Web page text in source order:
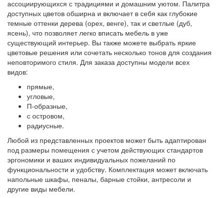
ассоциирующихся с традициями и домашним уютом. Палитра
доступных цветов обширна и включает в себя как глубокие
темные оттенки дерева (орех, венге), так и светлые (дуб,
ясень), что позволяет легко вписать мебель в уже
существующий интерьер. Вы также можете выбрать яркие
цветовые решения или сочетать несколько тонов для создания
неповторимого стиля. Для заказа доступны модели всех
видов:
прямые,
угловые,
П-образные,
с островом,
радиусные.
Любой из представленных проектов может быть адаптирован
под размеры помещения с учетом действующих стандартов
эргономики и ваших индивидуальных пожеланий по
функциональности и удобству. Комплектация может включать
напольные шкафы, пеналы, барные стойки, антресоли и
другие виды мебели.